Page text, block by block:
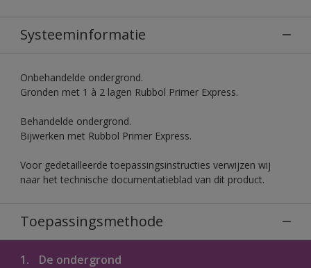
Systeeminformatie
Onbehandelde ondergrond.
Gronden met 1 à 2 lagen Rubbol Primer Express.
Behandelde ondergrond.
Bijwerken met Rubbol Primer Express.
Voor gedetailleerde toepassingsinstructies verwijzen wij
naar het technische documentatieblad van dit product.
Toepassingsmethode
1. De ondergrond